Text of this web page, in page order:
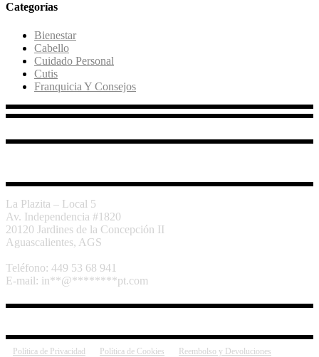
Categorías
Bienestar
Cabello
Cuidado Personal
Cutis
Franquicia Y Consejos
La Plazita – Local 5
Av. Independencia #1820
20120 Jardines de la Concepción II
Aguascalientes, AGS
Teléfono: 449 53 68 941
E-mail: in**@********pt.com
Política de Privacidad Política de Cookies Reembolso y Devoluciones